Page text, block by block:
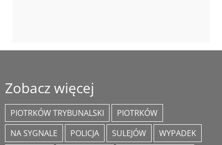
Zobacz więcej
PIOTRKÓW TRYBUNALSKI
PIOTRKÓW
NA SYGNALE
POLICJA SULEJÓW
WYPADEK